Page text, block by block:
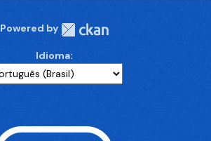
Powered by
Idioma